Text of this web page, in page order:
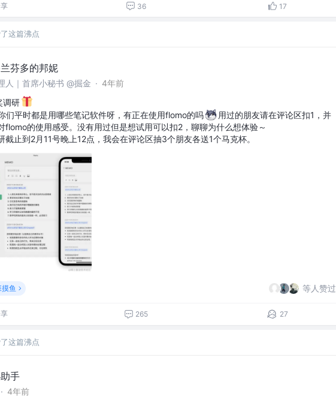
36 17
这篇沸点
芬多的邦妮
人｜首席小秘书 @掘金 · 4年前
调研
们平时都是用哪些笔记软件呀，有正在使用flomo的吗
用过的朋友请在评论区扣1，并
flomo的使用感受。没有用过但是想试用可以扣2，聊聊为什么想体验～
截止到2月11号晚上12点，我会在评论区抽3个朋友各送1个马克杯。
摸鱼 等人赞过
265 27
这篇沸点
手
· 4年前